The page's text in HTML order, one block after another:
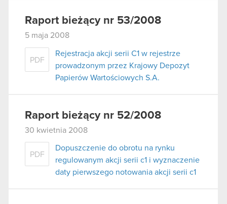
Raport bieżący nr 53/2008
5 maja 2008
PDF
Rejestracja akcji serii C1 w rejestrze
prowadzonym przez Krajowy Depozyt
Papierów Wartościowych S.A.
Raport bieżący nr 52/2008
30 kwietnia 2008
PDF
Dopuszczenie do obrotu na rynku
regulowanym akcji serii c1 i wyznaczenie
daty pierwszego notowania akcji serii c1